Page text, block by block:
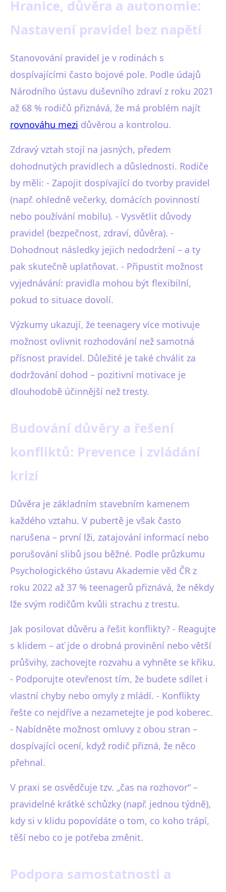
Hranice, důvěra a autonomie:
Nastavení pravidel bez napětí
Stanovování pravidel je v rodinách s
dospívajícími často bojové pole. Podle údajů
Národního ústavu duševního zdraví z roku 2021
až 68 % rodičů přiznává, že má problém najít
rovnováhu mezi důvěrou a kontrolou.
Zdravý vztah stojí na jasných, předem
dohodnutých pravidlech a důslednosti. Rodiče
by měli: - Zapojit dospívající do tvorby pravidel
(např. ohledně večerky, domácích povinností
nebo používání mobilu). - Vysvětlit důvody
pravidel (bezpečnost, zdraví, důvěra). -
Dohodnout následky jejich nedodržení – a ty
pak skutečně uplatňovat. - Připustit možnost
vyjednávání: pravidla mohou být flexibilní,
pokud to situace dovolí.
Výzkumy ukazují, že teenagery více motivuje
možnost ovlivnit rozhodování než samotná
přísnost pravidel. Důležité je také chválit za
dodržování dohod – pozitivní motivace je
dlouhodobě účinnější než tresty.
Budování důvěry a řešení
konfliktů: Prevence i zvládání
krizí
Důvěra je základním stavebním kamenem
každého vztahu. V pubertě je však často
narušena – první lži, zatajování informací nebo
porušování slibů jsou běžné. Podle průzkumu
Psychologického ústavu Akademie věd ČR z
roku 2022 až 37 % teenagerů přiznává, že někdy
lže svým rodičům kvůli strachu z trestu.
Jak posilovat důvěru a řešit konflikty? - Reagujte
s klidem – ať jde o drobná provinění nebo větší
průšvihy, zachovejte rozvahu a vyhněte se křiku.
- Podporujte otevřenost tím, že budete sdílet i
vlastní chyby nebo omyly z mládí. - Konflikty
řešte co nejdříve a nezametejte je pod koberec.
- Nabídněte možnost omluvy z obou stran –
dospívající ocení, když rodič přizná, že něco
přehnal.
V praxi se osvědčuje tzv. „čas na rozhovor“ –
pravidelné krátké schůzky (např. jednou týdně),
kdy si v klidu popovídáte o tom, co koho trápí,
těší nebo co je potřeba změnit.
Podpora samostatnosti a